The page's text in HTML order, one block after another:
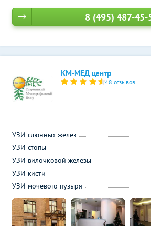
8 (495) 487-45-
КМ-МЕД центр
48 отзывов
УЗИ слюнных желез
УЗИ стопы
УЗИ вилочковой железы
УЗИ кисти
УЗИ мочевого пузыря